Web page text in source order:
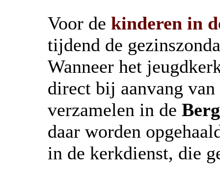
Voor de kinderen in
tijdend de
Wanneer het
direct bij aanvang
verzamelen in de
daar worden
in de kerkdienst, die